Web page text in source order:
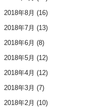
2018年8月 (16)
2018年7月 (13)
2018年6月 (8)
2018年5月 (12)
2018年4月 (12)
2018年3月 (7)
2018年2月 (10)